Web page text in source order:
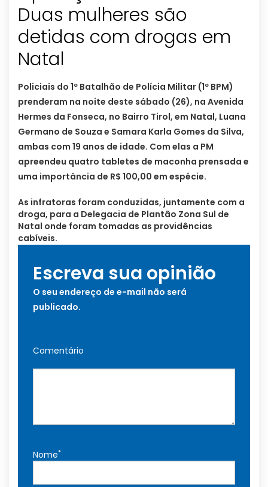
Duas mulheres são
detidas com drogas em
Policiais do 1º Batalhão de Polícia Militar (1º BPM)
prenderam na noite deste sábado (26), na Avenida
Hermes da Fonseca, no Bairro Tirol, em Natal, Luana
Germano de Souza e Samara Karla Gomes da Silva,
ambas com 19 anos de idade. Com elas a PM
apreendeu quatro tabletes de maconha prensada e
uma importância de R$ 100,00 em espécie.
As infratoras foram conduzidas, juntamente com a
droga, para a Delegacia de Plantão Zona Sul de
Natal onde foram tomadas as providências
cabíveis.
Escreva sua opinião
O seu endereço de e-mail não será
publicado.
Comentário
Nome*